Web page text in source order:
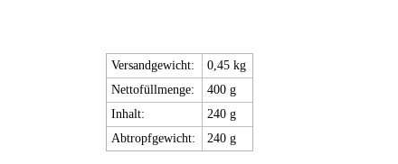
Versandgewicht:
0,45 kg
Nettofüllmenge:
400 g
Inhalt:
240 g
Abtropfgewicht:
240 g